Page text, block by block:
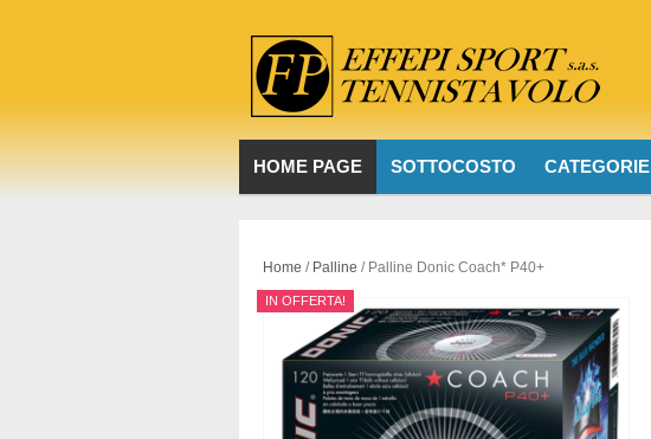
HOME PAGE SOTTOCOSTO CATEGORIE
Home / Palline / Palline Donic Coach* P40+
IN OFFERTA!